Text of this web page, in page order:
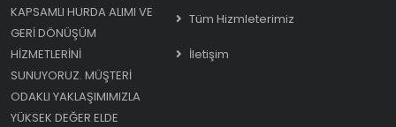
KAPSAMLI HURDA ALIMI VE
GERI DÖNÜŞÜM
HIZMETLERINI
SUNUYORUZ. MÜŞTERI
ODAKLI YAKLAŞIMIMIZLA
YÜKSEK DEĞER ELDE
Tüm Hizmleterimiz
İletişim